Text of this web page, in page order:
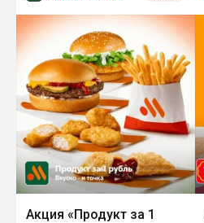
Акция «Продукт за 1